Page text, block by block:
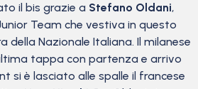
il bis grazie a Stefano Oldani,
Team che vestiva in questo
della Nazionale Italiana. Il milanese
tappa con partenza e arrivo
si è lasciato alle spalle il francese